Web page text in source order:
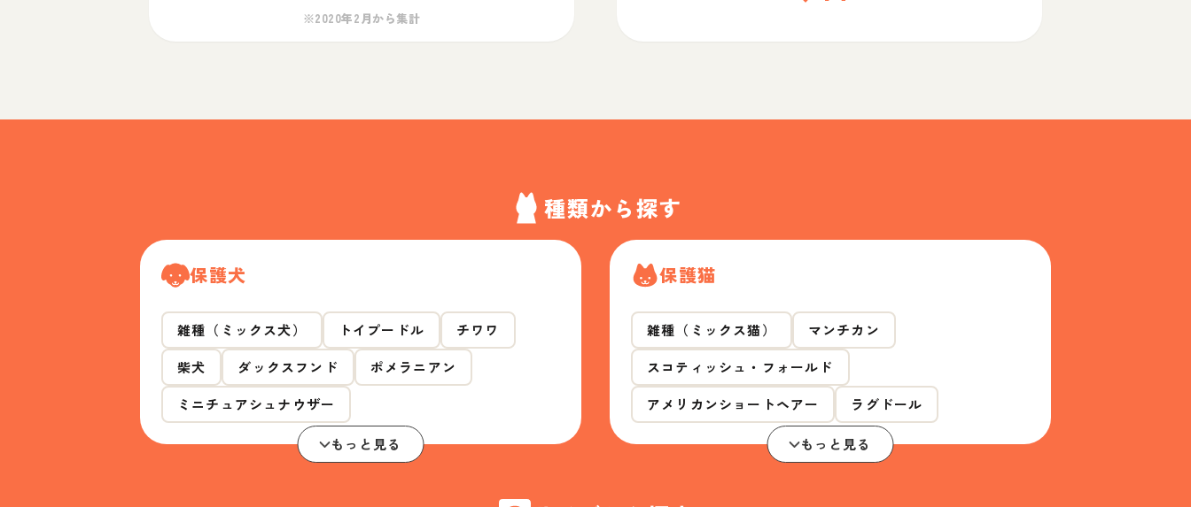
※2020年2月から集計
種類から探す
保護犬
雑種（ミックス犬） トイプードル
チワワ
柴犬
ダックスフンド
ポメラニアン
ミニチュアシュナウザー
もっと見る
保護猫
雑種（ミックス猫）
マンチカン
スコティッシュ・フォールド
アメリカンショートヘアー
ラグドール
もっと見る